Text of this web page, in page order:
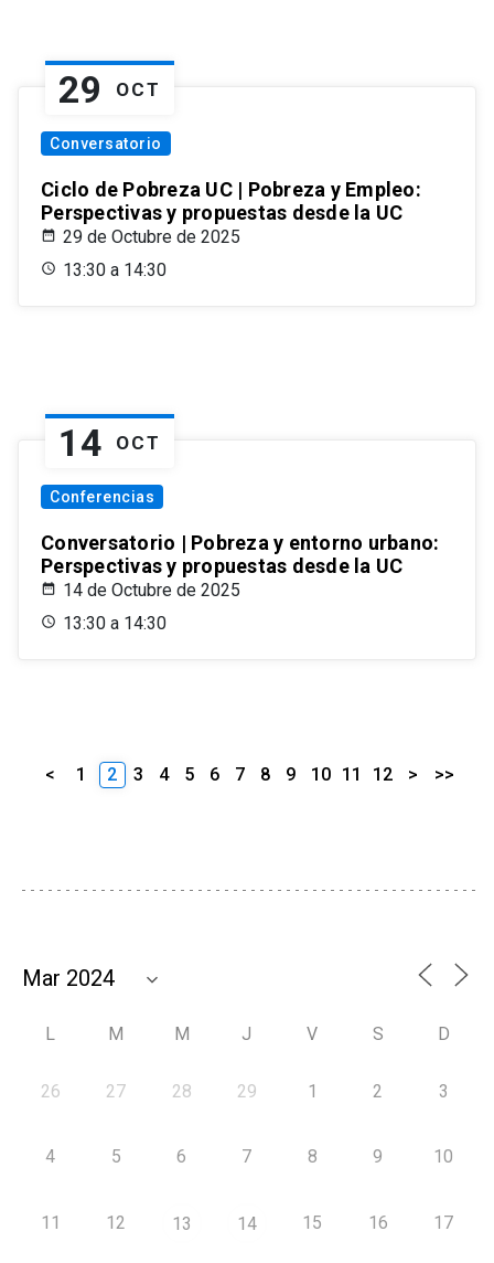
29 OCT
Conversatorio
Ciclo de Pobreza UC | Pobreza y Empleo:
Perspectivas y propuestas desde la UC
29 de Octubre de 2025
13:30 a 14:30
14 OCT
Conferencias
Conversatorio | Pobreza y entorno urbano:
Perspectivas y propuestas desde la UC
14 de Octubre de 2025
13:30 a 14:30
< 1 2 3 4 5 6 7 8 9 10 11 12 > >>
L M M J V S D
26 27 28 29 1 2 3
4 5 6 7 8 9 10
11 12 13 14 15 16 17